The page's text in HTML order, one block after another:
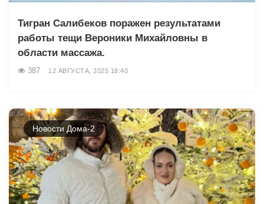
Тигран Салибеков поражен результатами
работы тещи Вероники Михайловны в
области массажа.
387 12 АВГУСТА, 2025 18:40
Новости Дома-2